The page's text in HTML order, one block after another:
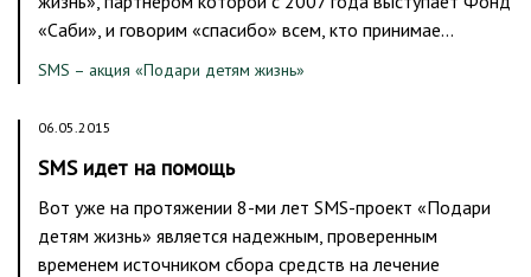
«Саби», и говорим «спасибо» всем, кто принимае…
SMS – акция «Подари детям жизнь»
06.05.2015
SMS идет на помощь
Вот уже на протяжении 8-ми лет SMS-проект «Подари
детям жизнь» является надежным, проверенным
временем источником сбора средств на лечение